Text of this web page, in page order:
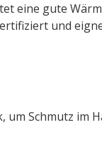
eine gute
und
um Schmutz im